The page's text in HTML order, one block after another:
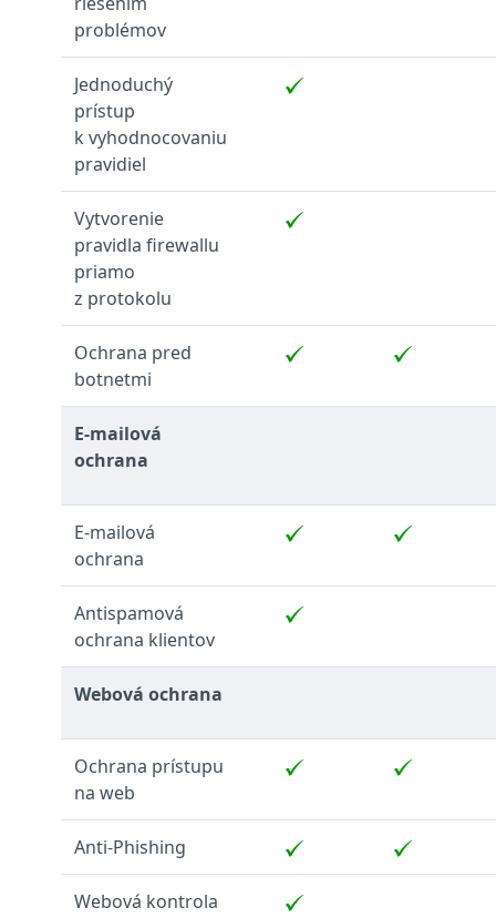
problémov
Jednoduchý
prístup
k vyhodnocovaniu
pravidiel
Vytvorenie
pravidla firewallu
priamo
z protokolu
Ochrana pred
botnetmi
E-mailová
ochrana
E-mailová
ochrana
Antispamová
ochrana klientov
Webová ochrana
Ochrana prístupu
na web
Anti-Phishing
Webová kontrola